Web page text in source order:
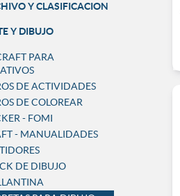
Y CLASIFICACION
Y DIBUJO
PARA
DE ACTIVIDADES
DE COLOREAR
- FOMI
- MANUALIDADES
DE DIBUJO